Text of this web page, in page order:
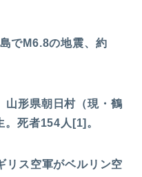
でM6.8の地震、約
山形県朝日村（現・鶴
。死者154人[1]。
リス空軍がベルリン空